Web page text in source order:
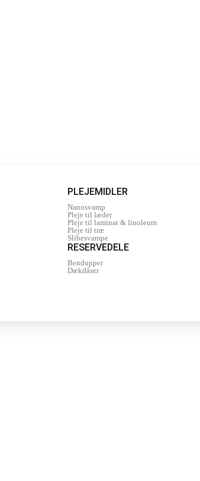
PLEJEMIDLER
Nanosvamp
Pleje til læder
Pleje til laminat & linoleum
Pleje til træ
Slibesvampe
RESERVEDELE
Bendupper
Dækdåser